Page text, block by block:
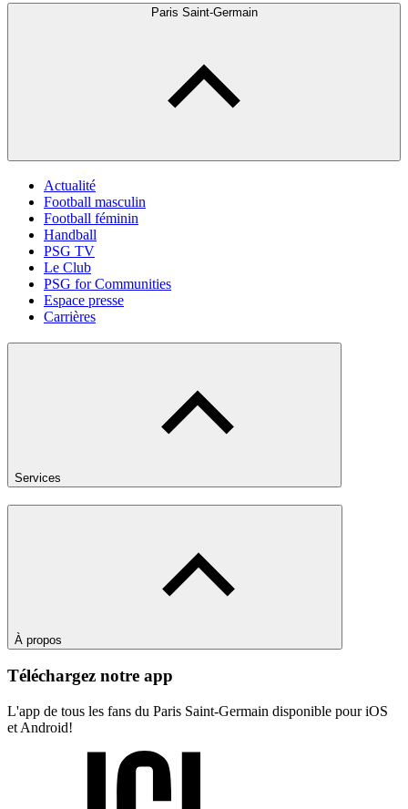
Paris Saint-Germain
Actualité
Football masculin
Football féminin
Handball
PSG TV
Le Club
PSG for Communities
Espace presse
Carrières
Services
À propos
Téléchargez notre app
L'app de tous les fans du Paris Saint-Germain disponible pour iOS
et Android!